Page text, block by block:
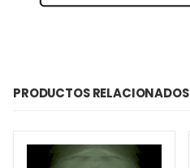
PRODUCTOS RELACIONADOS